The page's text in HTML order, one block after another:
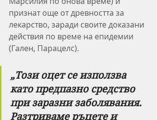
признат още от древността за
лекарство, заради своите доказани
действия по време на епидемии
(Гален, Парацелс).
„Този ​​оцет се използва
като предпазно средство
при заразни заболявания.
Разтриваме ръцете и